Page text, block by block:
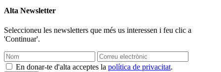
Alta Newsletter
Seleccioneu les newsletters que més us interessen i feu clic a
'Continuar'.
En donar-te d'alta acceptes la política de privacitat.